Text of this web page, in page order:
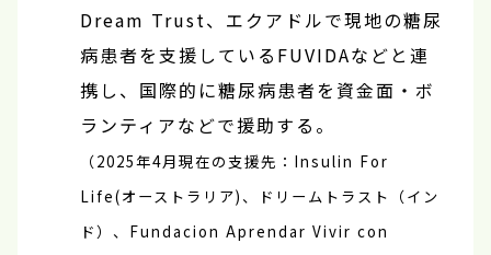
Dream Trust、エクアドルで現地の糖尿
病患者を支援しているFUVIDAなどと連
携し、国際的に糖尿病患者を資金面・ボ
ランティアなどで援助する。
（2025年4月現在の支援先：Insulin For
Life(オーストラリア)、ドリームトラスト（イン
ド）、Fundacion Aprendar Vivir con